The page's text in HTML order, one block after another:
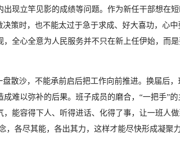
现立竿见影的成绩等问题。作为新任干部想在
策时，也不能太过于急于求成、好大喜功，心
全心全意为人民服务并不只在新上任伊始，而
沙，不能承前启后把工作向前推进。换届后，
难以弥补的后果。班子成员的磨合，“一把手”的
能容得下人、听得进话、化得了事，让一班人做
各尽其能，各出其力，这样才能尽快形成凝聚